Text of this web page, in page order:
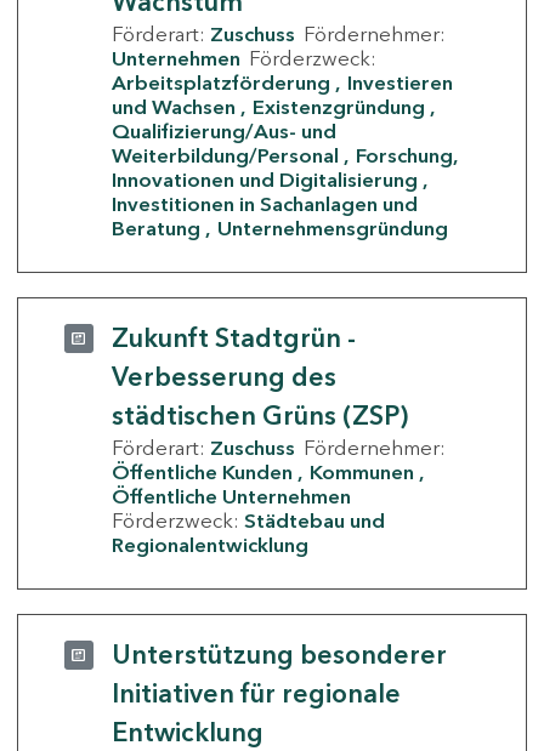
Förderart: Zuschuss Fördernehmer:
Unternehmen Förderzweck:
Arbeitsplatzförderung
Investieren
und Wachsen
Existenzgründung
Qualifizierung/Aus- und
Weiterbildung/Personal
Forschung,
Innovationen und Digitalisierung
Investitionen in Sachanlagen und
Beratung
Unternehmensgründung
Zukunft Stadtgrün -
Verbesserung des
städtischen Grüns (ZSP)
Förderart: Zuschuss Fördernehmer:
Öffentliche Kunden
Kommunen
Öffentliche Unternehmen
Förderzweck: Städtebau und
Regionalentwicklung
Unterstützung besonderer
Initiativen für regionale
Entwicklung